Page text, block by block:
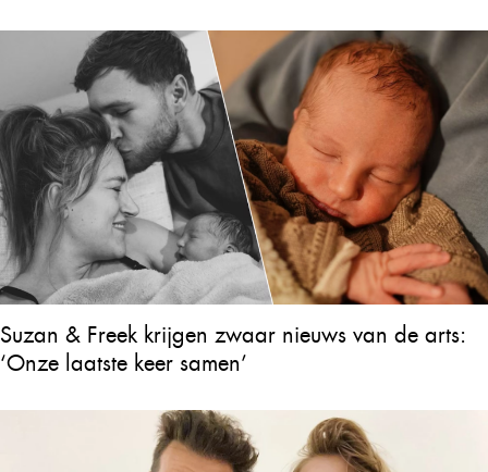
Suzan & Freek krijgen zwaar nieuws van de arts:
‘Onze laatste keer samen’